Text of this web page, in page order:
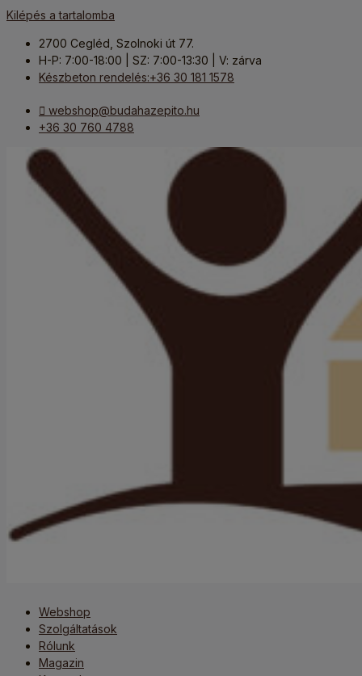
Kilépés a tartalomba
2700 Cegléd, Szolnoki út 77.
H-P: 7:00-18:00 | SZ: 7:00-13:30 | V: zárva
Készbeton rendelés:+36 30 181 1578
webshop@budahazepito.hu
+36 30 760 4788
Webshop
Szolgáltatások
Rólunk
Magazin